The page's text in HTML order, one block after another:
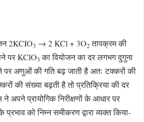
2KCIO3 → 2 KCl + 3O2तापक्रम की
पर KClO3 का वियोजन का दर लगभग दुगुना
पर अणुओं की गति बढ़ जाती है अतः टक्करों की
की संख्या बढ़ती है तो प्रतिक्रिया की दर
अपने प्रायोगिक निरीक्षणों के आधार पर
को निम्न समीकरण द्वारा व्यक्त किया-